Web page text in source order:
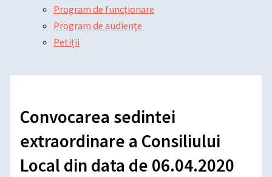
Program de funcționare
Program de audiențe
Petiții
Convocarea sedintei
extraordinare a Consiliului
Local din data de 06.04.2020